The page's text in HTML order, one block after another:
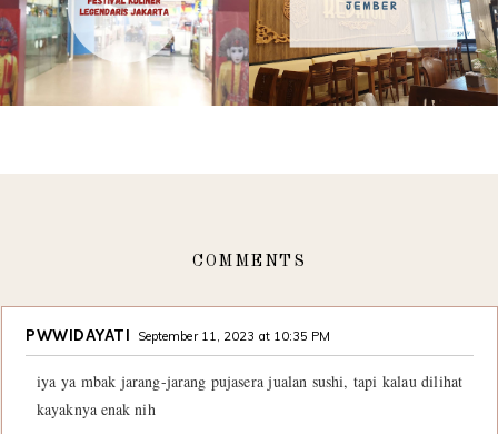
COMMENTS
PWWIDAYATI September 11, 2023 at 10:35 PM
iya ya mbak jarang-jarang pujasera jualan sushi, tapi kalau dilihat
kayaknya enak nih